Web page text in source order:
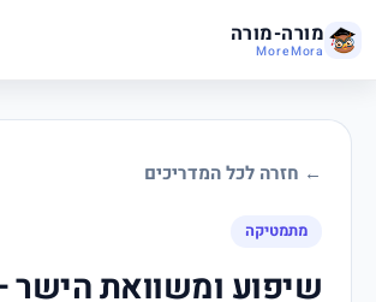
מורה-מורה
MoreMora
← חזרה לכל המדריכים
מתמטיקה